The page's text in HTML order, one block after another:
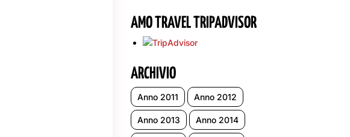
AMO TRAVEL TRIPADVISOR
ARCHIVIO
Anno 2011 Anno 2012
Anno 2013 Anno 2014